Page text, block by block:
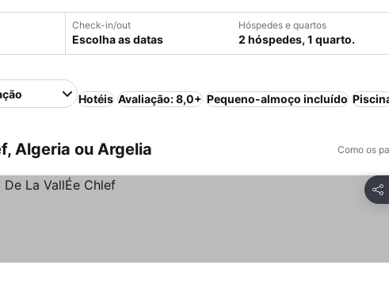
Check-in/out
Escolha as datas
Hóspedes e quartos
2 hóspedes, 1 quarto.
Hotéis Avaliação: 8,0+ Pequeno-almoço incluído
Algeria ou Argelia Como os